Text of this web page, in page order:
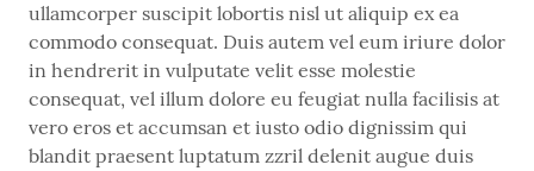
ullamcorper suscipit lobortis nisl ut aliquip ex ea
commodo consequat. Duis autem vel eum iriure dolor
in hendrerit in vulputate velit esse molestie
consequat, vel illum dolore eu feugiat nulla facilisis at
vero eros et accumsan et iusto odio dignissim qui
blandit praesent luptatum zzril delenit augue duis